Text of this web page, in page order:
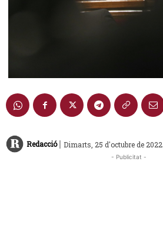
Redacció | Dimarts, 25 d'octubre de 2022
- Publicitat -